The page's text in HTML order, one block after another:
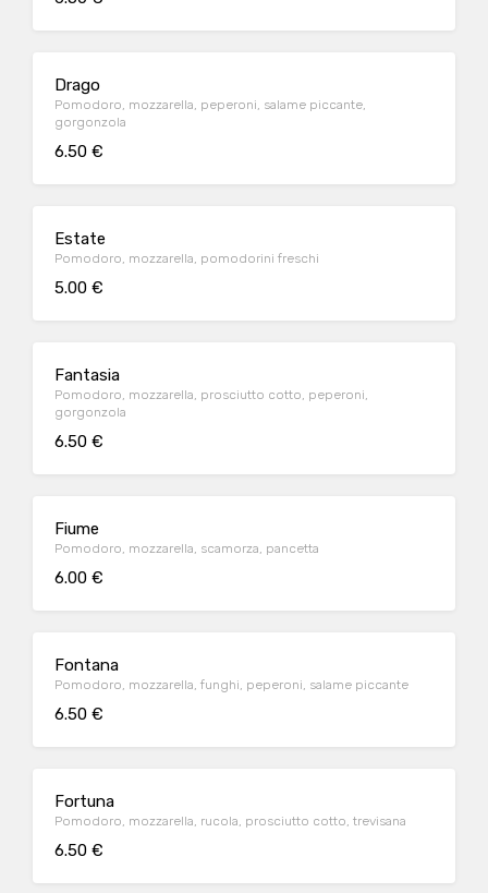
Drago
Pomodoro, mozzarella, peperoni, salame piccante,
gorgonzola
6.50 €
Estate
Pomodoro, mozzarella, pomodorini freschi
5.00 €
Fantasia
Pomodoro, mozzarella, prosciutto cotto, peperoni,
gorgonzola
6.50 €
Fiume
Pomodoro, mozzarella, scamorza, pancetta
6.00 €
Fontana
Pomodoro, mozzarella, funghi, peperoni, salame piccante
6.50 €
Fortuna
Pomodoro, mozzarella, rucola, prosciutto cotto, trevisana
6.50 €